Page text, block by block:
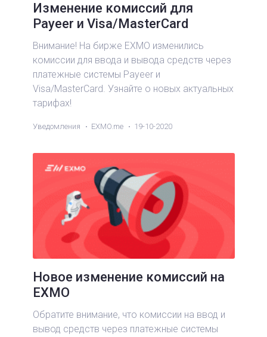
Изменение комиссий для
Payeer и Visa/MasterCard
Внимание! На бирже EXMO изменились
комиссии для ввода и вывода средств через
платежные системы Payeer и
Visa/MasterCard. Узнайте о новых актуальных
тарифах!
Уведомления EXMO.me 19-10-2020
Новое изменение комиссий на
EXMO
Обратите внимание, что комиссии на ввод и
вывод средств через платежные системы